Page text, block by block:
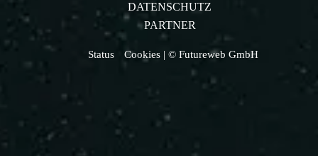
DATENSCHUTZ
PARTNER
Status Cookies | © Futureweb GmbH